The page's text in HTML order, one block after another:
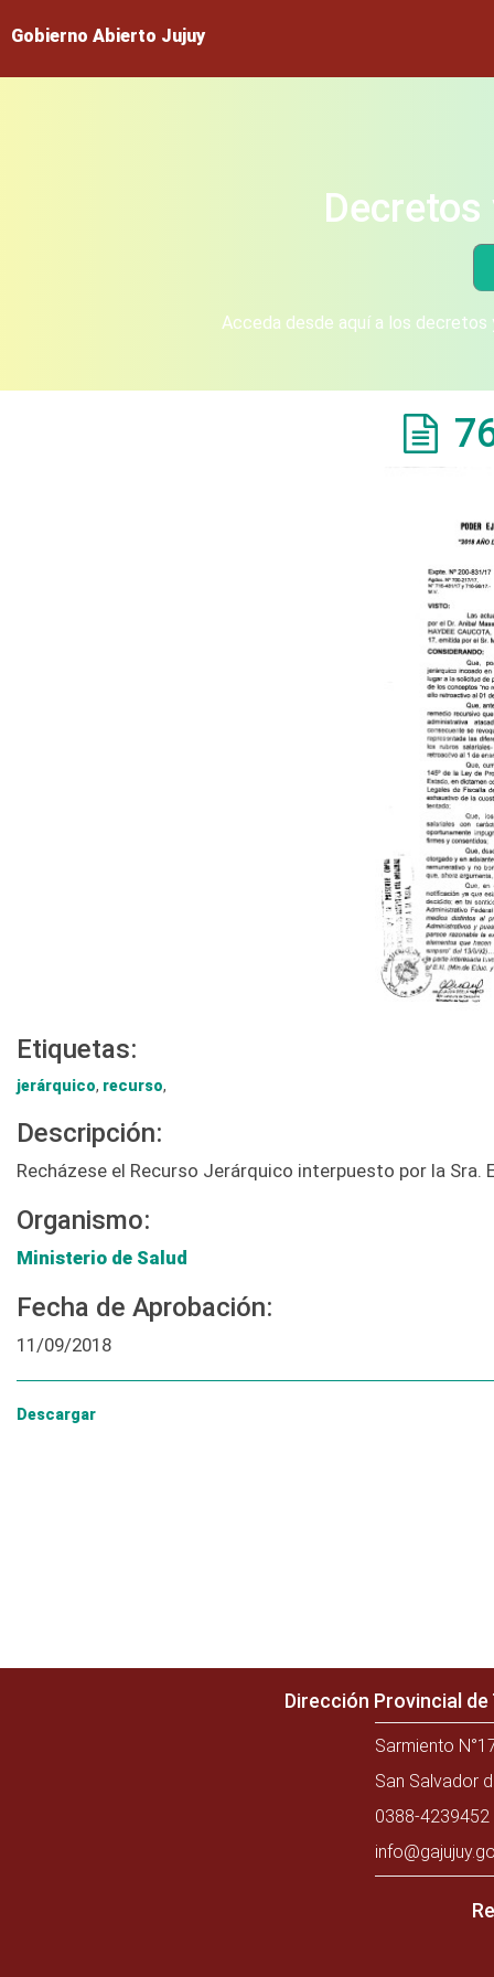
Gobierno Abierto Jujuy
Acceda desde aquí a los
Etiquetas:
jerárquico, recurso,
Descripción:
Recházese el Recurso Jerárquico interpuesto por la Sra.
Organismo:
Ministerio de Salud
Fecha de Aprobación:
11/09/2018
Descargar
Dirección Provincial
Sarmiento
San Salvador
0388-